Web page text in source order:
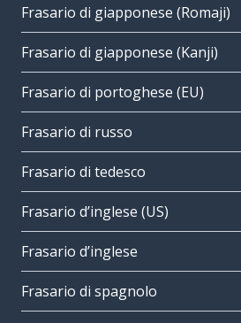
Frasario di giapponese (Romaji)
Frasario di giapponese (Kanji)
Frasario di portoghese (EU)
Frasario di russo
Frasario di tedesco
Frasario d’inglese (US)
Frasario d’inglese
Frasario di spagnolo